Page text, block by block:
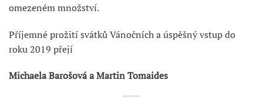
omezeném množství.
Příjemné prožití svátků Vánočních a úspěšný vstup do
roku 2019 přejí
Michaela Barošová a Martin Tomaides